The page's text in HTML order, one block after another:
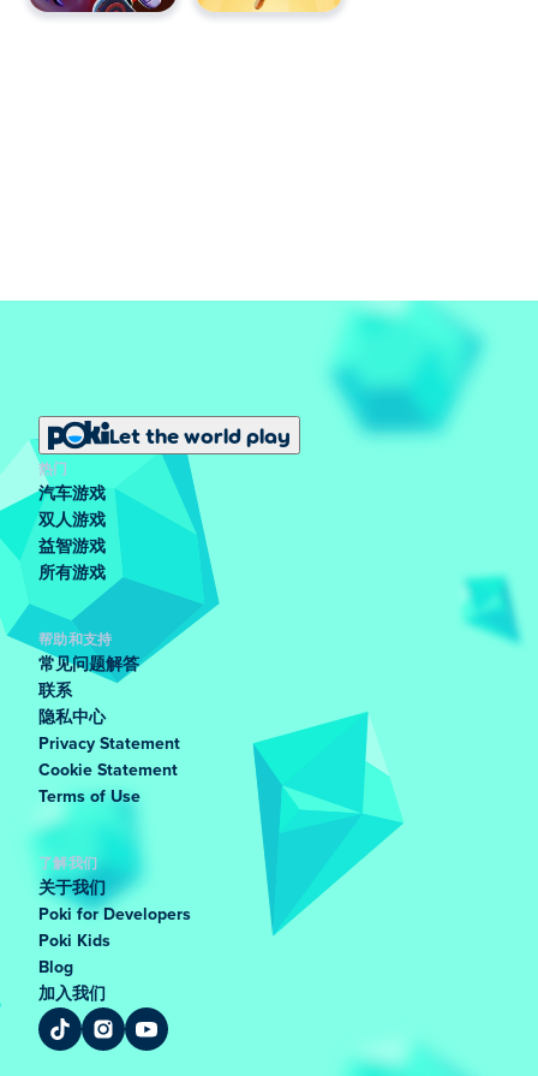
Let the world play
热门
汽车游戏
双人游戏
益智游戏
所有游戏
帮助和支持
常见问题解答
联系
隐私中心
Privacy Statement
Cookie Statement
Terms of Use
了解我们
关于我们
Poki for Developers
Poki Kids
Blog
加入我们